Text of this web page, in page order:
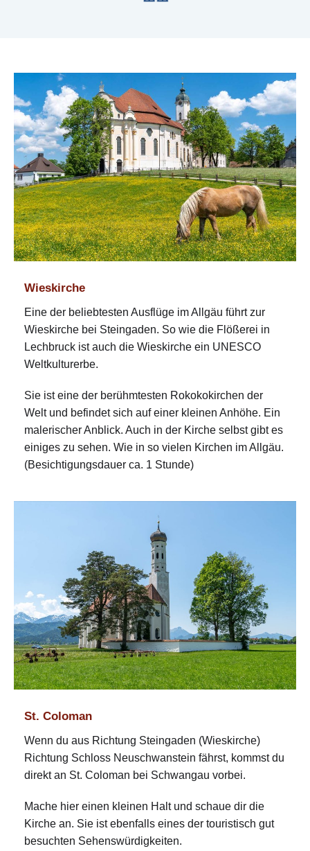
Wieskirche
Eine der beliebtesten Ausflüge im Allgäu führt zur
Wieskirche bei Steingaden. So wie die Flößerei in
Lechbruck ist auch die Wieskirche ein UNESCO
Weltkulturerbe.
Sie ist eine der berühmtesten Rokokokirchen der
Welt und befindet sich auf einer kleinen Anhöhe. Ein
malerischer Anblick. Auch in der Kirche selbst gibt es
einiges zu sehen. Wie in so vielen Kirchen im Allgäu.
(Besichtigungsdauer ca. 1 Stunde)
St. Coloman
Wenn du aus Richtung Steingaden (Wieskirche)
Richtung Schloss Neuschwanstein fährst, kommst du
direkt an St. Coloman bei Schwangau vorbei.
Mache hier einen kleinen Halt und schaue dir die
Kirche an. Sie ist ebenfalls eines der touristisch gut
besuchten Sehenswürdigkeiten.